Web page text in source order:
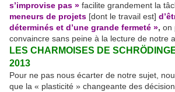
s’improvise pas » facilite grandement la
meneurs de projets [dont le travail est]
déterminés et d’une grande fermeté », on
convaincre sans peine à la lecture de notre
LES CHARMOISES DE
2013
Pour ne pas nous écarter de notre sujet,
que la « plasticité » changeante des